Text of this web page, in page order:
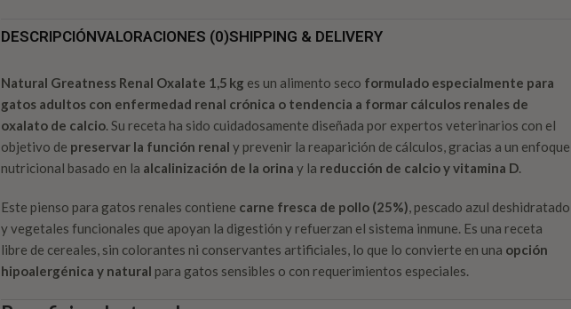
DESCRIPCIÓNVALORACIONES (0)SHIPPING & DELIVERY
Natural Greatness Renal Oxalate 1,5 kg es un alimento seco formulado especialmente para
gatos adultos con enfermedad renal crónica o tendencia a formar cálculos renales de
oxalato de calcio . Su receta ha sido cuidadosamente diseñada por expertos veterinarios con el
objetivo de preservar la función renal y prevenir la reaparición de cálculos, gracias a un enfoque
nutricional basado en la alcalinización de la orina y la reducción de calcio y vitamina D
Este pienso para gatos renales contiene carne fresca de pollo (25%) , pescado azul deshidratado
y vegetales funcionales que apoyan la digestión y refuerzan el sistema inmune. Es una receta
libre de cereales, sin colorantes ni conservantes artificiales, lo que lo convierte en una opción
hipoalergénica y natural para gatos sensibles o con requerimientos especiales.